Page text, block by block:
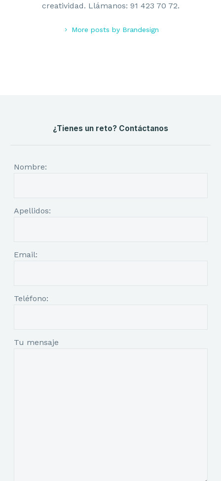
creatividad. Llámanos: 91 423 70 72.
More posts by Brandesign
¿Tienes un reto? Contáctanos
Nombre:
Apellidos:
Email:
Teléfono:
Tu mensaje